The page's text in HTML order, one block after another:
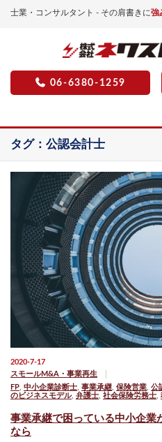
士業・コンサルタント - その肩書きに強
06-6380-1259
タグ：公認会計士
2020-7-17
スモールM&A・事業再生
FP 中小企業診断士 事業承継 保険営業 公
のビジネスモデル, 弁護士 社会保険労務士
事業承継で困っている中小企業
なら